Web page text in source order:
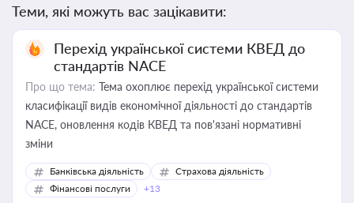
Теми, які можуть вас зацікавити:
Перехід української системи КВЕД до
стандартів NACE
Про що тема: Тема охоплює перехід української системи
класифікації видів економічної діяльності до стандартів
NACE, оновлення кодів КВЕД та пов'язані нормативні
зміни
Банківська діяльність
Страхова діяльність
Фінансові послуги
+13